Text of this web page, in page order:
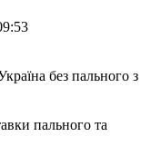
пального та